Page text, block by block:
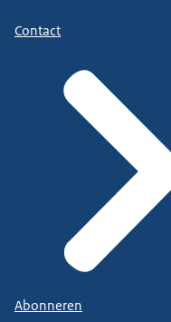
Contact
Abonneren